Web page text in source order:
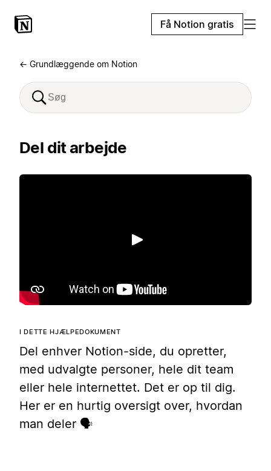
Få Notion gratis
← Grundlæggende om Notion
Del dit arbejde
Afspil
I DETTE HJÆLPEDOKUMENT
Del enhver Notion-side, du opretter,
med udvalgte personer, hele dit team
eller hele internettet. Det er op til dig.
Her er en hurtig oversigt over, hvordan
man deler 🗣